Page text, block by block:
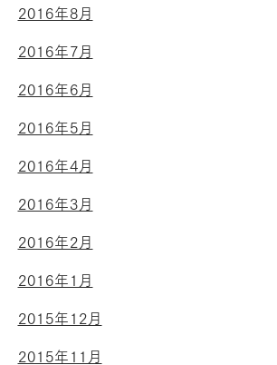
2016年8月
2016年7月
2016年6月
2016年5月
2016年4月
2016年3月
2016年2月
2016年1月
2015年12月
2015年11月